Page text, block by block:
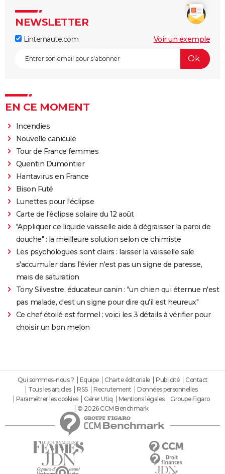
NEWSLETTER
Linternaute.com Voir un exemple
EN CE MOMENT
Incendies
Nouvelle canicule
Tour de France femmes
Quentin Dumontier
Hantavirus en France
Bison Futé
Lunettes pour l'éclipse
Carte de l'éclipse solaire du 12 août
"Appliquer ce liquide vaisselle aide à dégraisser la paroi de
douche" : la meilleure solution selon ce chimiste
Les psychologues sont clairs : laisser la vaisselle sale
s'accumuler dans l'évier n'est pas un signe de paresse,
mais de saturation
Tony Silvestre, éducateur canin : "un chien qui éternue n'est
pas malade, c'est un signe pour dire qu'il est heureux"
Ce chef étoilé est formel : voici les 3 détails à vérifier pour
choisir un bon melon
Qui sommes-nous ? Equipe Charte éditoriale Publicité
Contact
Tous les articles
RSS Recrutement
Données personnelles
Paramétrer les cookies
Gérer Utiq Mentions légales
Groupe Figaro
© 2026 CCM Benchmark